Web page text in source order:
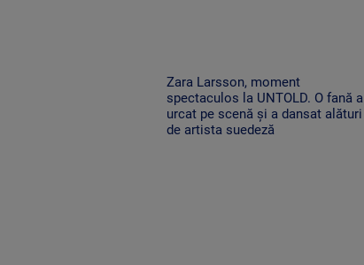
Zara Larsson, moment
spectaculos la UNTOLD. O fană a
urcat pe scenă și a dansat alături
de artista suedeză